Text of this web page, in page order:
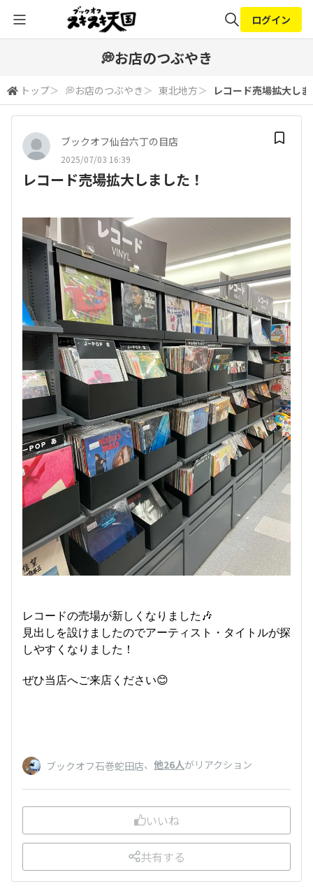
検索
ログイン
💭お店のつぶやき
トップ＞ 💭お店のつぶやき ＞ 東北地方＞ レコード売場拡大し
ブックオフ仙台六丁の目店
2025/07/03 16:39
レコード売場拡大しました！
レコードの売場が新しくなりました🎶
見出しを設けましたのでアーティスト・タイトルが探
しやすくなりました！
ぜひ当店へご来店ください😊
ブックオフ石巻蛇田店、 他26人がリアクション
いいね
共有する